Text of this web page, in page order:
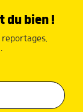
du bien !
reportages,